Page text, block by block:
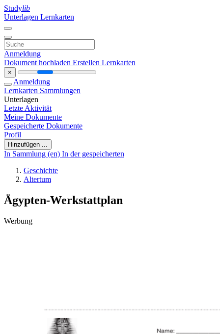
Studylib
Unterlagen Lernkarten
Anmeldung
Dokument hochladen Erstellen Lernkarten
×
Anmeldung
Lernkarten Sammlungen
Unterlagen
Letzte Aktivität
Meine Dokumente
Gespeicherte Dokumente
Profil
Hinzufügen ...
In Sammlung (en) In der gespeicherten
Geschichte
Altertum
Ägypten-Werkstattplan
Werbung